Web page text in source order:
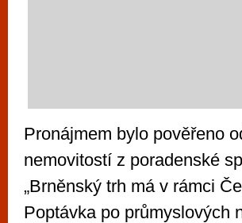
Pronájmem bylo pověřeno
nemovitostí z poradenské
„Brněnský trh má v rámci
Poptávka po průmyslových